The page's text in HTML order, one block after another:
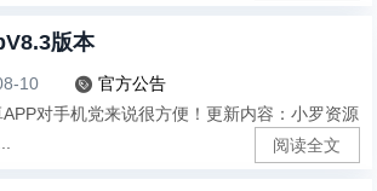
版本
10  官方公告
对手机党来说很方便！更新内容：小罗资源
阅读全文